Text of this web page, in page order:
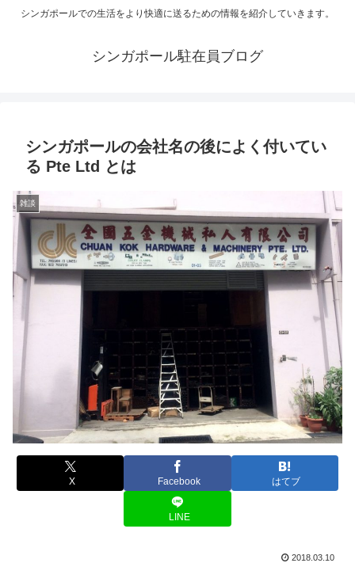
シンガポールでの生活をより快適に送るための情報を紹介していきます。
シンガポール駐在員ブログ
シンガポールの会社名の後によく付いてい
る Pte Ltd とは
雑談
X Facebook はてブ
LINE
2018.03.10